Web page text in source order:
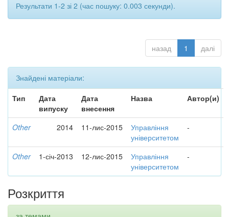
Результати 1-2 зі 2 (час пошуку: 0.003 секунди).
назад 1 далі
Знайдені матеріали:
Тип
Дата
випуску
Дата
внесення
Назва Автор(и)
Other 2014 11-лис-2015
Управління
університетом
-
Other 1-січ-2013 12-лис-2015
Управління
університетом
-
Розкриття